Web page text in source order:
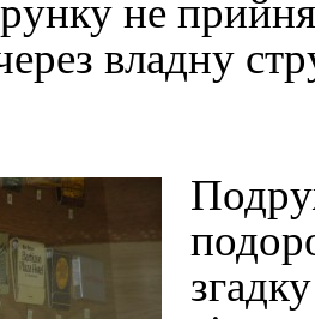
не
владну